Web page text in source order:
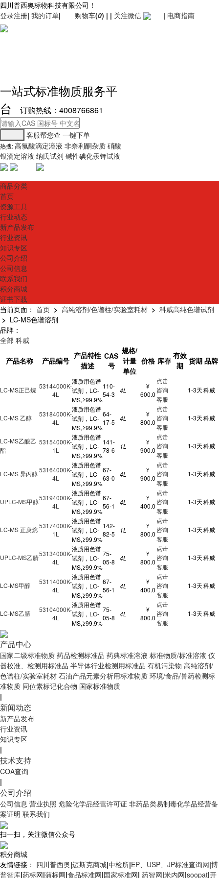
四川普西奥标物科技有限公司！
登录注册| 我的订单| 购物车(0) | | 关注微信 | 电商指南
一站式标准物质服务平
台
订购热线：4008766861
客服帮您查 一键下单
热搜:高氯酸滴定溶液 非奈利酮杂质 硝酸
银滴定溶液 纳氏试剂 碱性碘化汞钾试液
商品分类
首页
资源工具
行业动态
新产品发布
行业资讯
知识专区
公司介绍
公司信息
联系我们
积分商城
证书下载
当前页面： 首页 > 高纯溶剂/色谱柱/实验室耗材 > 科威高纯色谱试剂
> LC-MS色谱溶剂
品牌：
全部 科威
产品名称 产品编号
产品特性
描述
CAS
号
规格/
计量
单位
价格 库存
有效
期 货期 品牌
LC-MS正己烷 53144000K-
4L
液质用色谱
试剂，LC-
MS,≥99.9%
110-
54-3
4L
¥
600.0
点击
咨询
客服
1-3天科威
LC-MS 乙醇
53184000K-
4L
液质用色谱
试剂，LC-
MS,≥99.9%
64-
17-5
4L
¥
800.0
点击
咨询
客服
1-3天科威
LC-MS乙酸乙
酯
53154000K-
1L
液质用色谱
试剂，LC-
MS,≥99.9%
141-
78-6
1L
¥
900.0
点击
咨询
客服
1-3天科威
LC-MS 异丙醇53164000K-
4L
液质用色谱
试剂，LC-
MS,≥99.9%
67-
63-0
4L
¥
900.0
点击
咨询
客服
1-3天科威
UPLC-MS甲醇53194000K-
4L
液质用色谱
试剂，LC-
MS,≥99.9%
67-
56-1
4L
¥
400.0
点击
咨询
客服
1-3天科威
LC-MS 正庚烷53174000K-
1L
液质用色谱
试剂，LC-
MS,≥99.9%
142-
82-5
1L
¥
800.0
点击
咨询
客服
1-3天科威
UPLC-MS乙腈53134000K-
4L
液质用色谱
试剂，LC-
MS,≥99.9%
75-
05-8
4L
¥
800.0
点击
咨询
客服
1-3天科威
LC-MS甲醇
53114000K-
4L
液质用色谱
试剂，LC-
MS,≥99.9%
67-
56-1
4L
¥
400.0
点击
咨询
客服
1-3天科威
LC-MS乙腈
53104000K-
4L
液质用色谱
试剂，LC-
MS,≥99.9%
75-
05-8
4L
¥
800.0
点击
咨询
客服
1-3天科威
产品中心
国家二级标准物质 药品检测标准品 药典标准溶液 标准物质/标准溶液 仪
器校准、检测用标准品 半导体行业检测用标准品 有机污染物 高纯溶剂/
色谱柱/实验室耗材 石油产品元素分析用标准物质 环境/食品/兽药检测标
准物质 同位素标记化合物 国家标准物质
|
新闻动态
新产品发布
行业资讯
知识专区
|
技术支持
COA查询
|
公司介绍
公司信息 营业执照 危险化学品经营许可证 非药品类易制毒化学品经营备
案证明 联系我们
扫一扫，关注微信公众号
积分商城
友情链接： 四川普西奥|迈斯克商城|中检所|EP、USP、JP标准查询网|博
普智库|药标网|蒲标网|食品标准网|国家标准网| 药智网|米内网|soopat|开